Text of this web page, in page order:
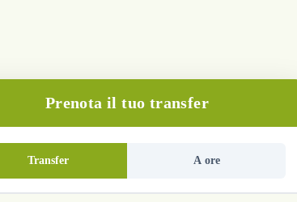
Prenota il tuo transfer
Transfer A ore